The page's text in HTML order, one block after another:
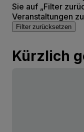
Sie auf „Filter
Veranstaltungen
Filter zurücksetzen
Kürzlich